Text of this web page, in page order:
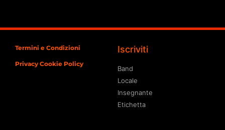
Termini e Condizioni
Privacy Cookie Policy
Iscriviti
Band
Locale
Insegnante
Etichetta